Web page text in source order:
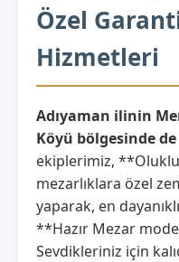
Özel
Hizmetleri
Adıyaman ilinin
Köyü bölgesinde
ekiplerimiz,
mezarlıklara özel
yaparak, en
**Hazır Mezar
Sevdikleriniz için